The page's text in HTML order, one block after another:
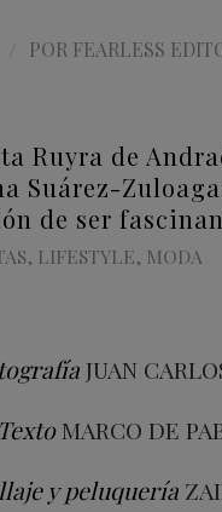
POR FEARLESS
Ruyra de
Suárez-
de ser
, LIFESTYLE, MODA
JUAN
Texto MARCO DE
y peluquería